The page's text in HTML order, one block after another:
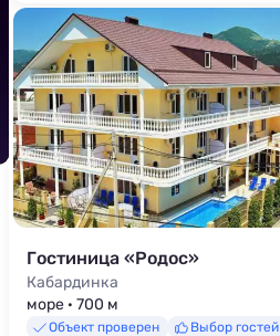
Гостиница «Родос»
Кабардинка
море · 700 м
Объект проверен Выбор гостей